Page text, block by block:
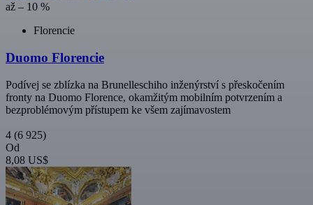
až – 10 %
Florencie
Duomo Florencie
Podívej se zblízka na Brunelleschiho inženýrství s přeskočením
fronty na Duomo Florence, okamžitým mobilním potvrzením a
bezproblémovým přístupem ke všem zajímavostem
4 (6 925)
Od
8,08 US$